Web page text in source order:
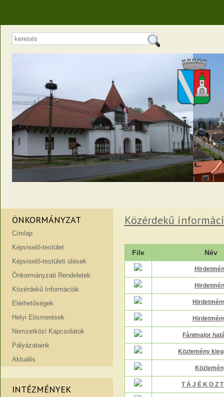
ÖNKORMÁNYZAT
Címlap
Képviselő-testület
Képviselő-testületi ülések
Önkormányzati Rendeletek
Közérdekű Információk
Elérhetőségek
Helyi Elismerések
Nemzetközi Kapcsolatok
Pályázataink
Aktuális
INTÉZMÉNYEK
Közérdekű
File Név
Fánimajor
Közlemény
T Á J É K O Z